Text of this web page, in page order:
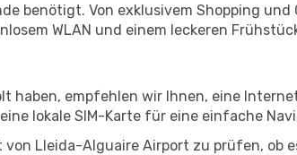
benötigt. Von exklusivem Shopping
WLAN und einem leckeren
haben, empfehlen wir Ihnen, eine
lokale SIM-Karte für eine einfache
Lleida-Alguaire Airport zu prüfen, ob